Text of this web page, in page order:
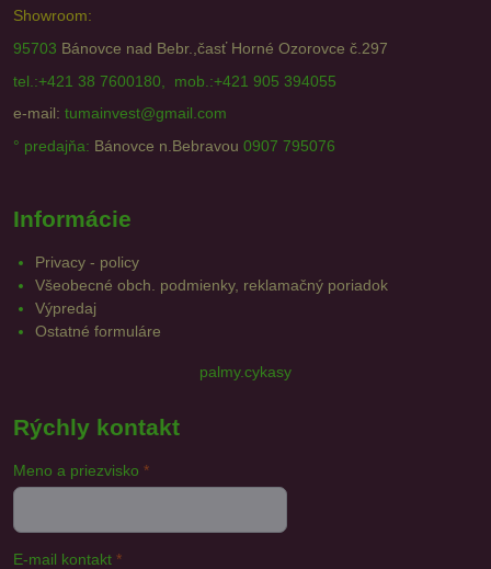
Showroom:
95703 Bánovce nad Bebr.,časť Horné Ozorovce č.297
tel.:+421 38 7600180, mob.:+421 905 394055
e-mail: tumainvest@gmail.com
° predajňa: Bánovce n.Bebravou 0907 795076
Informácie
Privacy - policy
Všeobecné obch. podmienky, reklamačný poriadok
Výpredaj
Ostatné formuláre
palmy.cykasy
Rýchly kontakt
Meno a priezvisko *
E-mail kontakt *